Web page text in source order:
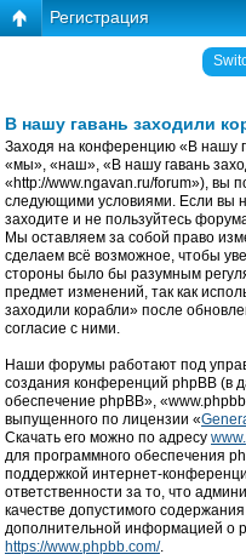
Регистрация
В нашу гавань заходили
Заходя на конференцию «В нашу
«мы», «наш», «В нашу гавань
«http://www.ngavan.ru/forum»), вы
следующими условиями. Если вы
заходите и не пользуйтесь
Мы оставляем за собой право
сделаем всё возможное, чтобы
стороны было бы разумным
предмет изменений, так как
заходили корабли» после
согласие с ними.
Наши форумы работают под
создания конференций phpBB (в
обеспечение phpBB»,
выпущенного по лицензии «
Скачать его можно по адресу
для программного обеспечения
поддержкой интернет-
ответственности за то, что
качестве допустимого
дополнительной информацией о
https://www.phpbb.com/.